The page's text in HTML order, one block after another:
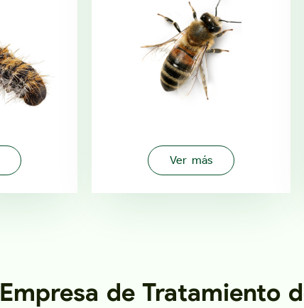
Ver más
Empresa de Tratamiento